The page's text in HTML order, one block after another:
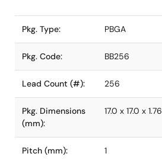
Pkg. Type: PBGA
Pkg. Code: BB256
Lead Count (#): 256
Pkg. Dimensions
(mm):
17.0 x 17.0 x 1.76
Pitch (mm): 1